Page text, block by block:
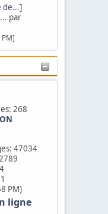
de...]
par
268
47034
PM)
ligne